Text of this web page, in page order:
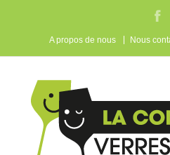
A propos de nous Nous